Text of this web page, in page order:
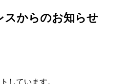
スからのお知らせ
しています。